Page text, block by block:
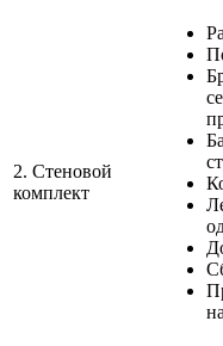
2. Стеновой
комплект